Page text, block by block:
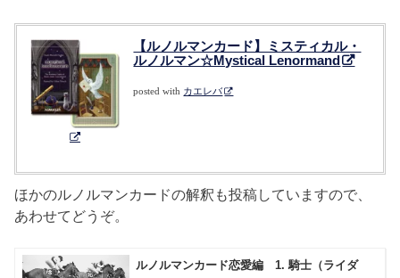
【ルノルマンカード】ミスティカル・
ルノルマン☆Mystical Lenormand
posted with カエレバ
ほかのルノルマンカードの解釈も投稿していますので、
あわせてどうぞ。
ルノルマンカード恋愛編 1. 騎士（ライダ